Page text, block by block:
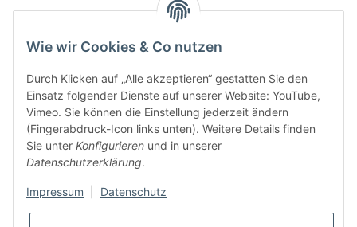
Wie wir Cookies & Co nutzen
Durch Klicken auf „Alle akzeptieren“ gestatten Sie den
Einsatz folgender Dienste auf unserer Website: YouTube,
Vimeo. Sie können die Einstellung jederzeit ändern
(Fingerabdruck-Icon links unten). Weitere Details finden
Sie unter Konfigurieren und in unserer
Datenschutzerklärung.
Impressum Datenschutz